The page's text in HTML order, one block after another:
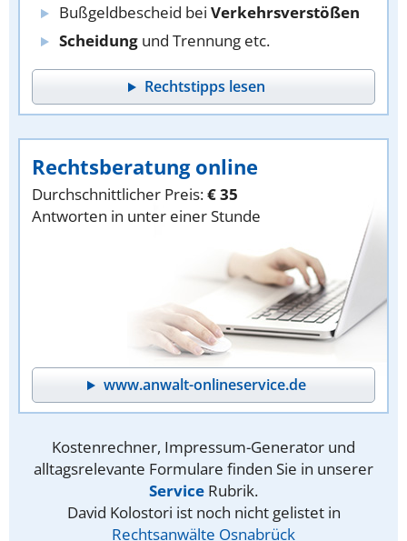
Bußgeldbescheid bei Verkehrsverstößen
Scheidung und Trennung etc.
Rechtstipps lesen
Rechtsberatung online
Durchschnittlicher Preis:€ 35
Antworten in unter einer Stunde
www.anwalt-onlineservice.de
Kostenrechner, Impressum-Generator und
alltagsrelevante Formulare finden Sie in unserer
Service Rubrik.
David Kolostori ist noch nicht gelistet in
Rechtsanwälte Osnabrück